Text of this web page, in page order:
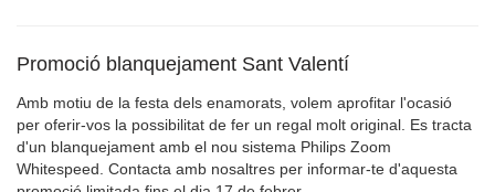
Promoció blanquejament Sant Valentí
Amb motiu de la festa dels enamorats, volem aprofitar l'ocasió
per oferir-vos la possibilitat de fer un regal molt original. Es tracta
d'un blanquejament amb el nou sistema Philips Zoom
Whitespeed. Contacta amb nosaltres per informar-te d'aquesta